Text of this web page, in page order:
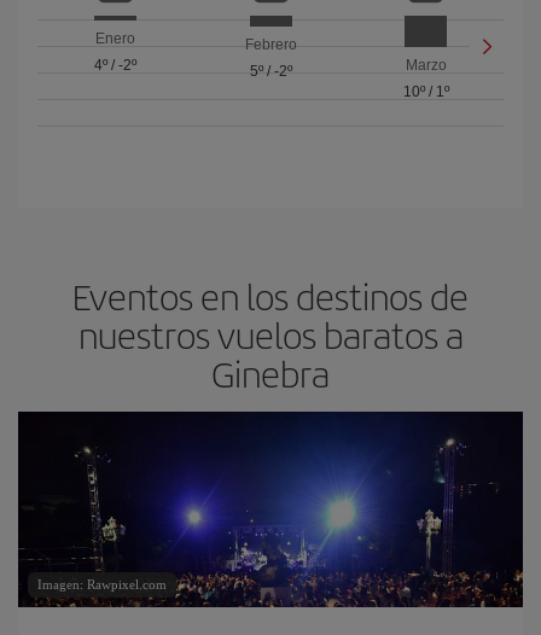
Enero
4º/ -2º
Febrero
5º/ -2º
Marzo
10º/ 1º
Eventos en los destinos de
nuestros vuelos baratos a
Ginebra
Imagen: Rawpixel.com